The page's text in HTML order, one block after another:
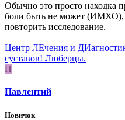
Обычно это просто находка
боли быть не может (ИМХО),
повторить исследование.
Центр ЛЕчения и
суставов! Люберцы.
П
Павлентий
Новичок